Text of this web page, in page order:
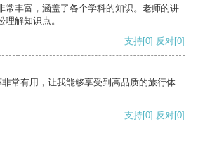
常丰富，涵盖了各个学科的知识。老师的讲
解知识点。
支持[0] 反对[0]
常有用，让我能够享受到高品质的旅行体
支持[0] 反对[0]